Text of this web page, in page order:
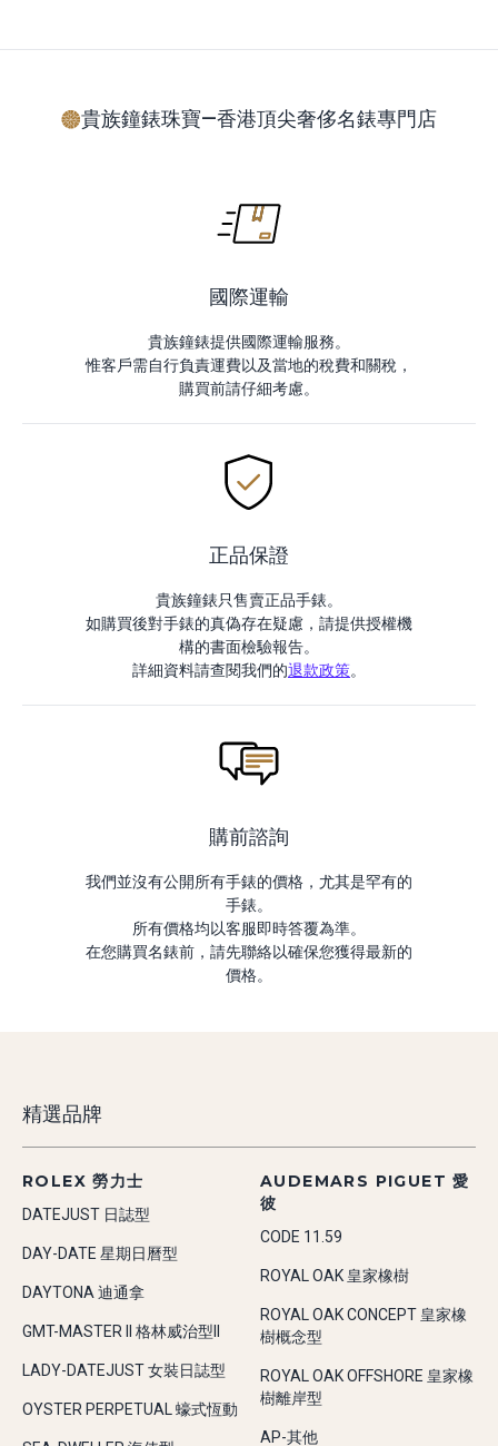
貴族鐘錶珠寶—香港頂尖奢侈名錶專門店
國際運輸
貴族鐘錶提供國際運輸服務。
惟客戶需自行負責運費以及當地的稅費和關稅，
購買前請仔細考慮。
正品保證
貴族鐘錶只售賣正品手錶。
如購買後對手錶的真偽存在疑慮，請提供授權機
構的書面檢驗報告。
詳細資料請查閱我們的退款政策。
購前諮詢
我們並沒有公開所有手錶的價格，尤其是罕有的
手錶。
所有價格均以客服即時答覆為準。
在您購買名錶前，請先聯絡以確保您獲得最新的
價格。
精選品牌
ROLEX 勞力士
DATEJUST 日誌型
DAY-DATE 星期日曆型
DAYTONA 迪通拿
GMT-MASTER II 格林威治型II
LADY-DATEJUST 女裝日誌型
OYSTER PERPETUAL 蠔式恆動
AUDEMARS PIGUET 愛
彼
CODE 11.59
ROYAL OAK 皇家橡樹
ROYAL OAK CONCEPT 皇家橡
樹概念型
ROYAL OAK OFFSHORE 皇家橡
樹離岸型
AP-其他